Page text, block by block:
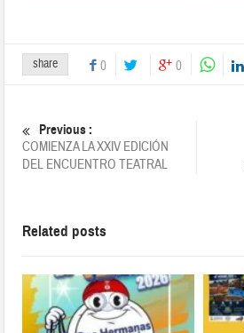
share 0 0
Previous :
COMIENZA LA XXIV EDICIÓN
DEL ENCUENTRO TEATRAL
Related posts